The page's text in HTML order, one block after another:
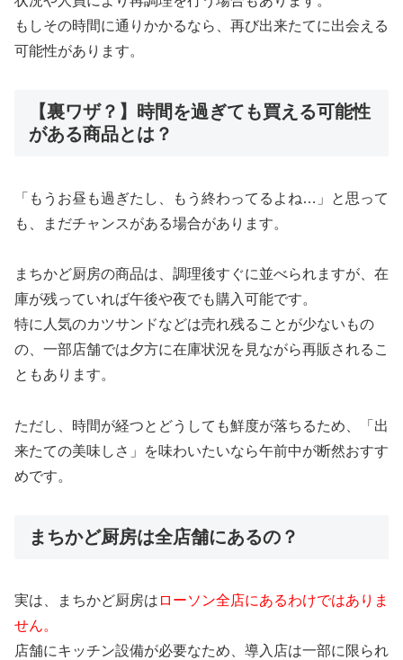
もしその時間に通りかかるなら、再び出来たてに出会える
可能性があります。
【裏ワザ？】時間を過ぎても買える可能性
がある商品とは？
「もうお昼も過ぎたし、もう終わってるよね…」と思って
も、まだチャンスがある場合があります。
まちかど厨房の商品は、調理後すぐに並べられますが、在
庫が残っていれば午後や夜でも購入可能です。
特に人気のカツサンドなどは売れ残ることが少ないもの
の、一部店舗では夕方に在庫状況を見ながら再販されるこ
ともあります。
ただし、時間が経つとどうしても鮮度が落ちるため、「出
来たての美味しさ」を味わいたいなら午前中が断然おすす
めです。
まちかど厨房は全店舗にあるの？
実は、まちかど厨房は ローソン全店にあるわけではありま
せん。
店舗にキッチン設備が必要なため、導入店は一部に限られ